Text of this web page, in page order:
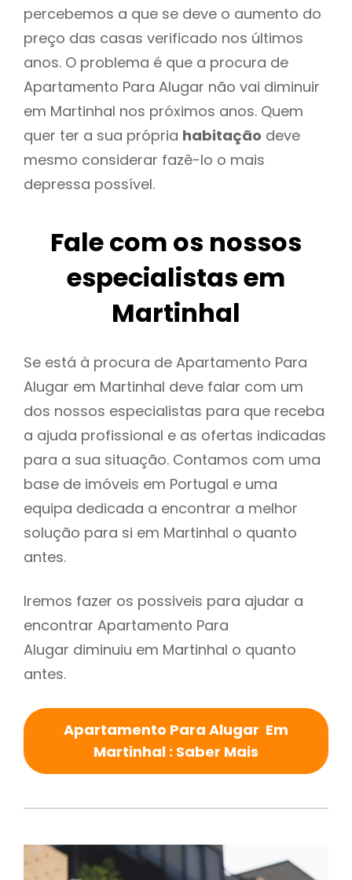
percebemos a que se deve o aumento do
preço das casas verificado nos últimos
anos. O problema é que a procura de
Apartamento Para Alugar não vai diminuir
em Martinhal nos próximos anos. Quem
quer ter a sua própria habitação deve
mesmo considerar fazê-lo o mais
depressa possível.
Fale com os nossos
especialistas em
Martinhal
Se está à procura de Apartamento Para
Alugar em Martinhal deve falar com um
dos nossos especialistas para que receba
a ajuda profissional e as ofertas indicadas
para a sua situação. Contamos com uma
base de imóveis em Portugal e uma
equipa dedicada a encontrar a melhor
solução para si em Martinhal o quanto
antes.
Iremos fazer os possiveis para ajudar a
encontrar Apartamento Para
Alugar diminuiu em Martinhal o quanto
antes.
Apartamento Para Alugar Em
Martinhal : Saber Mais